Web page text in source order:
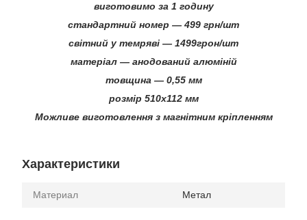
виготовимо за 1 годину
стандартний номер — 499 грн/шт
світний у темряві — 1499грон/шт
матеріал — анодований алюміній
товщина — 0,55 мм
розмір 510х112 мм
Можливе виготовлення з магнітним кріпленням
Характеристики
Материал Метал